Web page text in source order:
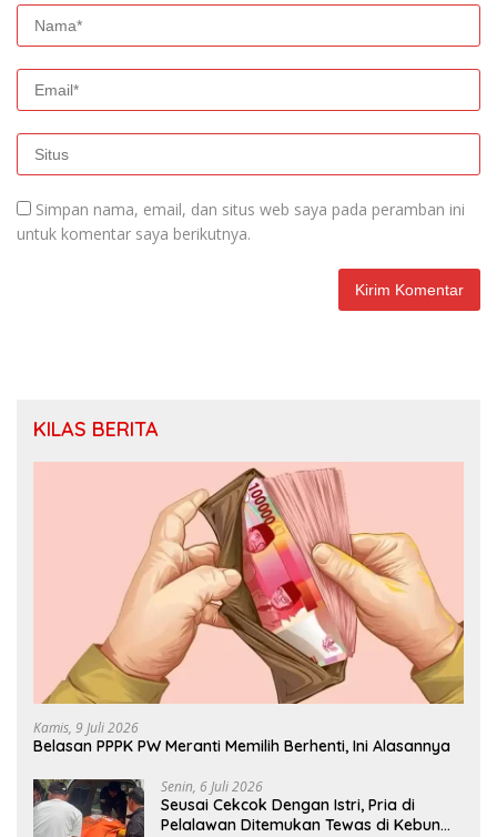
Simpan nama, email, dan situs web saya pada peramban ini
untuk komentar saya berikutnya.
KILAS BERITA
Kamis, 9 Juli 2026
Belasan PPPK PW Meranti Memilih Berhenti, Ini Alasannya
Senin, 6 Juli 2026
Seusai Cekcok Dengan Istri, Pria di
Pelalawan Ditemukan Tewas di Kebun